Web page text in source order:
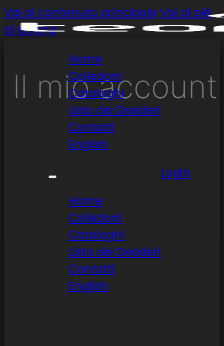
Vai al contenuto principale Vai al piè
di pagina
Home
Collezioni
Cataloghi
Lista dei Desideri
Contatti
English
Home
Collezioni
Cataloghi
Lista dei Desideri
Contatti
English
Login
Il mio account